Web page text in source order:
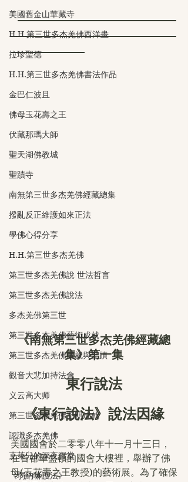
美國舊金山華藏寺
H.H.第三世多杰羌佛西洋畫
拉珍聖德
H.H.第三世多杰羌佛書法作品
金巴仁波且
佛母玉花壽之王
伏藏那瑪大師
聖天湖佛教城
聖蹟寺
南無第三世多杰羌佛經藏總集
撥亂反正維護如來正法
學佛心得分享
H.H.第三世多杰羌佛
第三世多杰羌佛說 世法哲言
第三世多杰羌佛說法
多杰羌佛第三世
第三世多杰羌佛藝術成就
第三世多杰羌佛成就與聖蹟
觀音大悲加持法會
义云高大师
第三世多杰羌佛五明成就
認識多杰羌佛
克萊兒的深夜實堂
《弱納嘛護法》
《南無第三世多杰羌佛經藏總
集》第一集
東行說法
《東行說法》說法因緣
美國國會於二零零八年十一月十三日，
在首都華盛頓的國會大樓裡，舉辦了佛
母(玉花壽之王教授)的藝術展。為了確保